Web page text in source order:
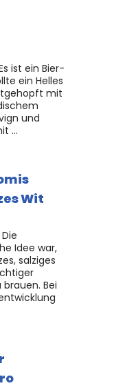
ist ein Bier-
ein Helles
mit
und
…
Wit
Idee war,
salziges
Bei